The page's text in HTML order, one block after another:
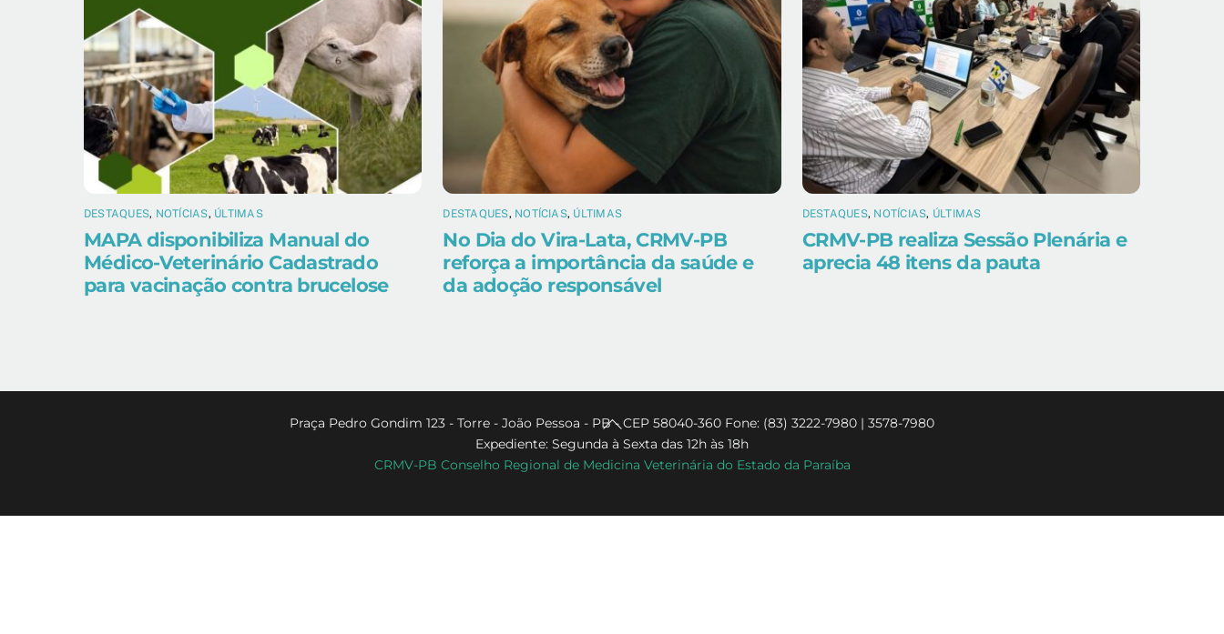
DESTAQUES, NOTÍCIAS, ÚLTIMAS
MAPA disponibiliza Manual do
Médico-Veterinário Cadastrado
para vacinação contra brucelose
DESTAQUES, NOTÍCIAS, ÚLTIMAS
No Dia do Vira-Lata, CRMV-PB
reforça a importância da saúde e
da adoção responsável
DESTAQUES, NOTÍCIAS, ÚLTIMAS
CRMV-PB realiza Sessão Plenária e
aprecia 48 itens da pauta
Back
To
Top
Praça Pedro Gondim 123 - Torre - João Pessoa - PB - CEP 58040-360 Fone: (83) 3222-7980 | 3578-7980
Expediente: Segunda à Sexta das 12h às 18h
CRMV-PB Conselho Regional de Medicina Veterinária do Estado da Paraíba